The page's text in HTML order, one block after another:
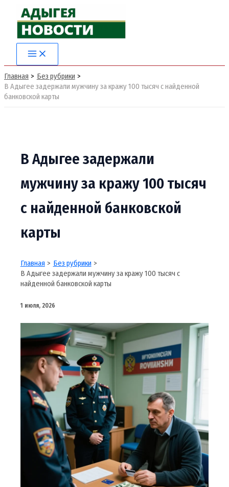
Перейти
содержимому
Главная
Без рубрики
В Адыгее задержали мужчину за кражу 100 тысяч с найденной
банковской карты
В Адыгее задержали
мужчину за кражу 100 тысяч
с найденной банковской
карты
Главная
Без рубрики
В Адыгее задержали мужчину за кражу 100 тысяч с
найденной банковской карты
1 июля, 2026